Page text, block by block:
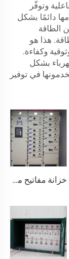
وتوفّر
دائمًا بشكل
الطاقة
هذا هو
وكفاءة.
بشكل
في توفير
خزانة مفاتيح منخفضة الجهد قابلة للسحب - GCS